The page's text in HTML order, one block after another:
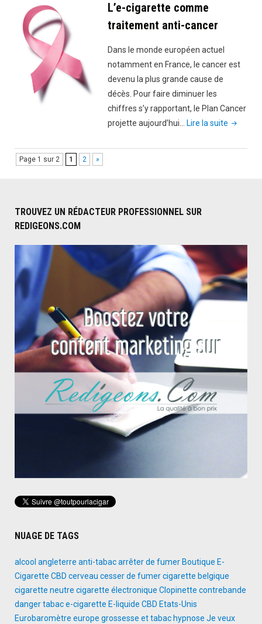
l’école
primaire"
L’e-cigarette comme
traitement anti-cancer
Dans le monde européen actuel
notamment en France, le cancer est
devenu la plus grande cause de
décès. Pour faire diminuer les
chiffres s’y rapportant, le Plan Cancer
projette aujourd’hui…
Lire la suite "L’e-
comme
Page 1 sur 2 1 2 »
TROUVEZ UN RÉDACTEUR PROFESSIONNEL SUR
REDIGEONS.COM
NUAGE DE TAGS
alcool angleterre anti-tabacarrêter de fumer Boutique E-
Cigarette CBD cerveau cesser de fumercigarette belgique
cigarette neutre cigarette électronique Clopinette contrebande
danger tabace-cigarette E-liquide CBD Etats-Unis
Eurobaromètre europe grossesse et tabac hypnose Je veux